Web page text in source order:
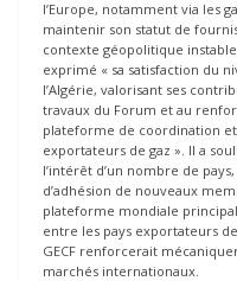
l’Europe, notamment via les
maintenir son statut de
contexte géopolitique
exprimé « sa satisfaction du
l’Algérie, valorisant ses
travaux du Forum et au
plateforme de coordination
exportateurs de gaz ». Il a
l’intérêt d’un nombre de
d’adhésion de nouveaux
plateforme mondiale
entre les pays exportateurs
GECF renforcerait
marchés internationaux.